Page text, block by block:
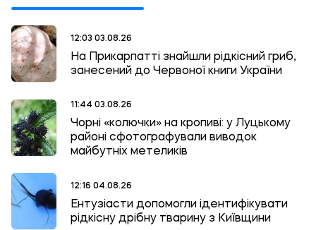
12:03 03.08.26
На Прикарпатті знайшли рідкісний гриб,
занесений до Червоної книги України
11:44 03.08.26
Чорні «колючки» на кропиві: у Луцькому
районі сфотографували виводок
майбутніх метеликів
12:16 04.08.26
Ентузіасти допомогли ідентифікувати
рідкісну дрібну тварину з Київщини